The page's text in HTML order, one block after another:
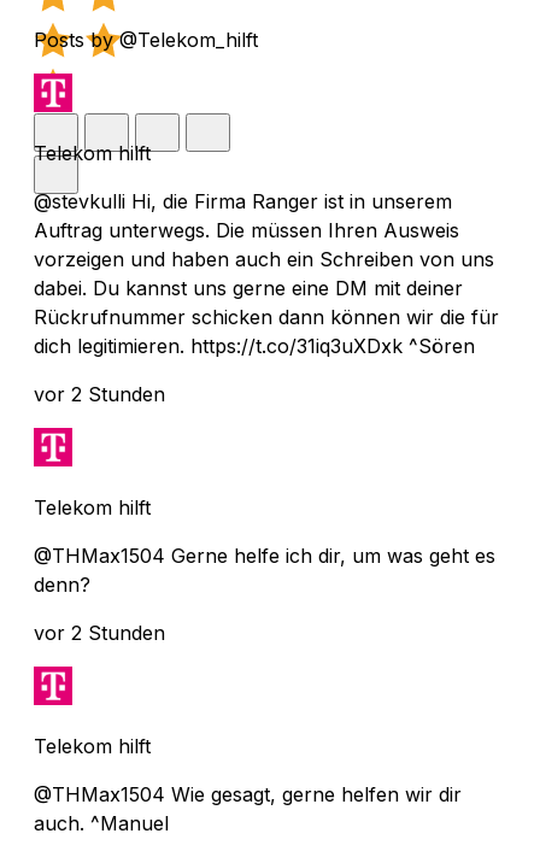
Posts by @Telekom_hilft
Telekom hilft
@stevkulli Hi, die Firma Ranger ist in unserem
Auftrag unterwegs. Die müssen Ihren Ausweis
vorzeigen und haben auch ein Schreiben von uns
dabei. Du kannst uns gerne eine DM mit deiner
Rückrufnummer schicken dann können wir die für
dich legitimieren. https://t.co/31iq3uXDxk ^Sören
vor 2 Stunden
Telekom hilft
@THMax1504 Gerne helfe ich dir, um was geht es
denn?
vor 2 Stunden
Telekom hilft
@THMax1504 Wie gesagt, gerne helfen wir dir
auch. ^Manuel